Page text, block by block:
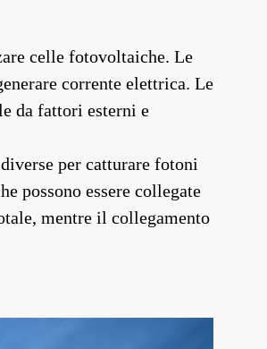
celle fotovoltaiche. Le
corrente elettrica. Le
da fattori esterni e
per catturare fotoni
possono essere collegate
mentre il collegamento